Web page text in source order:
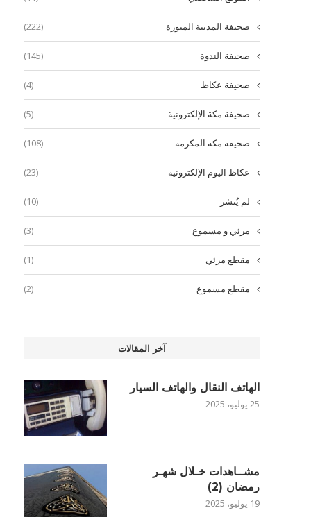
صحيفة المدينة المنورة (222)
صحيفة الندوة (145)
صحيفة عكاظ (4)
صحيفة مكة الإلكترونية (5)
صحيفة مكة المكرمة (108)
عكاظ اليوم الإلكترونية (23)
لم يُنشر (10)
مرئي و مسموع (3)
مقطع مرئي (1)
مقطع مسموع (2)
آخر المقالات
الهاتف النقال والهاتف السيار
25 يوليو، 2025
مشــاهدات خـلال شهـر
رمضان (2)
19 يوليو، 2025